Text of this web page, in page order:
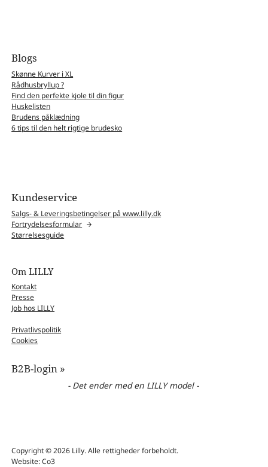
Blogs
Skønne Kurver i XL
Rådhusbryllup ?
Find den perfekte kjole til din figur
Huskelisten
Brudens påklædning
6 tips til den helt rigtige brudesko
Kundeservice
Salgs- & Leveringsbetingelser på www.lilly.dk
Fortrydelsesformular
Størrelsesguide
Om LILLY
Kontakt
Presse
Job hos LILLY
Privatlivspolitik
Cookies
B2B-login »
- Det ender med en LILLY model -
Copyright © 2026 Lilly. Alle rettigheder forbeholdt.
Website: Co3